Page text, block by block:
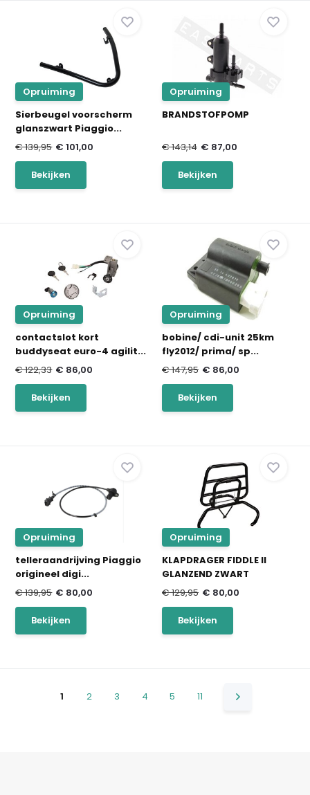
Opruiming
Sierbeugel voorscherm
glanszwart Piaggio...
€ 139,95 € 101,00
Bekijken
Opruiming
BRANDSTOFPOMP
€ 143,14 € 87,00
Bekijken
Opruiming
contactslot kort
buddyseat euro-4 agilit...
€ 122,33 € 86,00
Bekijken
Opruiming
bobine/ cdi-unit 25km
fly2012/ prima/ sp...
€ 147,95 € 86,00
Bekijken
Opruiming
telleraandrijving Piaggio
origineel digi...
€ 139,95 € 80,00
Bekijken
Opruiming
KLAPDRAGER FIDDLE II
GLANZEND ZWART
€ 129,95 € 80,00
Bekijken
1 2 3 4 5 11